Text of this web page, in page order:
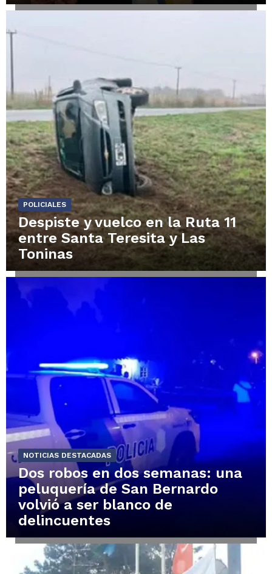
POLICIALES
Despiste y vuelco en la Ruta 11
entre Santa Teresita y Las
Toninas
NOTICIAS DESTACADAS
Dos robos en dos semanas: una
peluquería de San Bernardo
volvió a ser blanco de
delincuentes